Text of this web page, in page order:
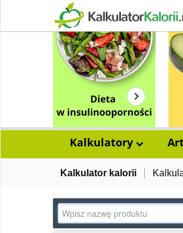
Kalkulatory
Kalkulator kalorii